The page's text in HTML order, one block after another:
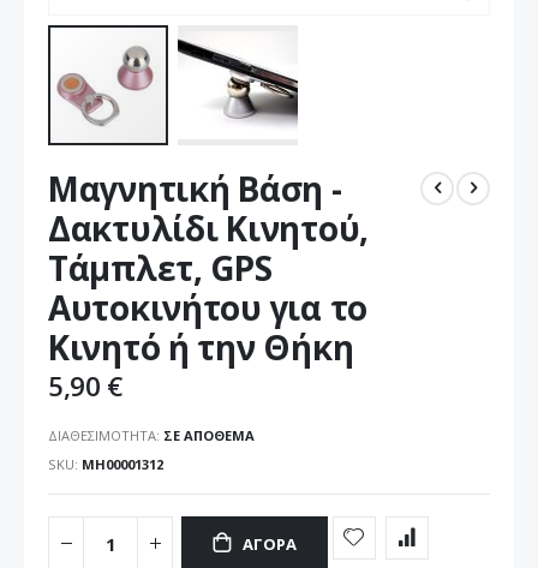
στην
αρχή
της
συλλογής
εικόνων
Μαγνητική Βάση -
Δακτυλίδι Κινητού,
Τάμπλετ, GPS
Αυτοκινήτου για το
Κινητό ή την Θήκη
5,90 €
ΔΙΑΘΕΣΙΜΌΤΗΤΑ: ΣΕ ΑΠΌΘΕΜΑ
SKU ΜΗ00001312
ΑΓΟΡΆ